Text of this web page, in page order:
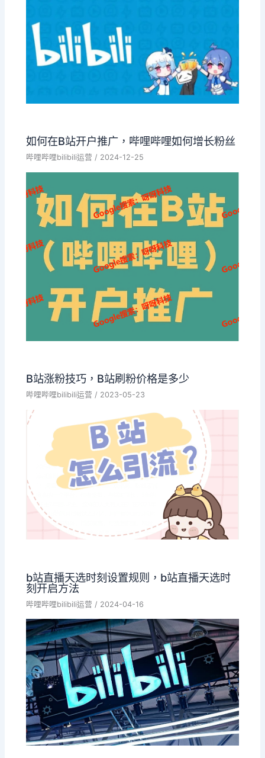
如何在B站开户推广，哔哩哔哩如何增长粉丝
哔哩哔哩bilibili运营 / 2024-12-25
B站涨粉技巧，B站刷粉价格是多少
哔哩哔哩bilibili运营 / 2023-05-23
b站直播天选时刻设置规则，b站直播天选时
刻开启方法
哔哩哔哩bilibili运营 / 2024-04-16